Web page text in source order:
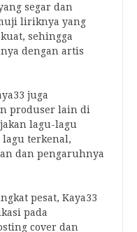
segar dan
liriknya yang
sehingga
dengan artis
juga
produser lain di
lagu-lagu
terkenal,
dan pengaruhnya
pesat, Kaya33
pada
cover dan